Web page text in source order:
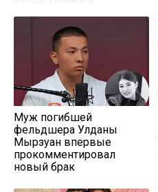
Муж погибшей
фельдшера Улданы
Мырзуан впервые
прокомментировал
новый брак